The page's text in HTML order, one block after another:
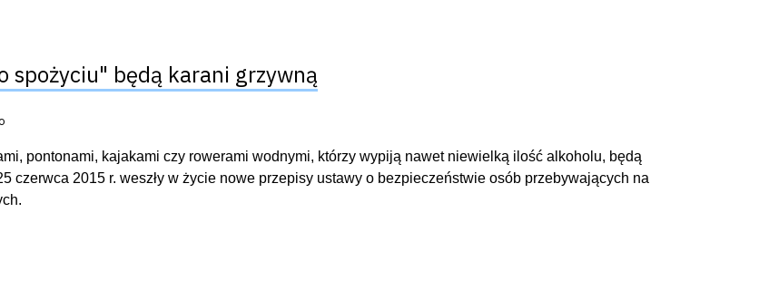
spożyciu" będą karani grzywną
pontonami, kajakami czy rowerami wodnymi, którzy wypiją nawet niewielką ilość alkoholu, będą
czerwca 2015 r. weszły w życie nowe przepisy ustawy o bezpieczeństwie osób przebywających na